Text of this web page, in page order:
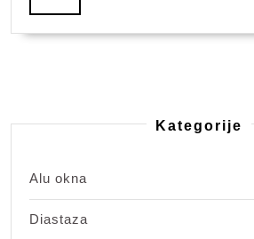
Kategorije
Alu okna
Diastaza